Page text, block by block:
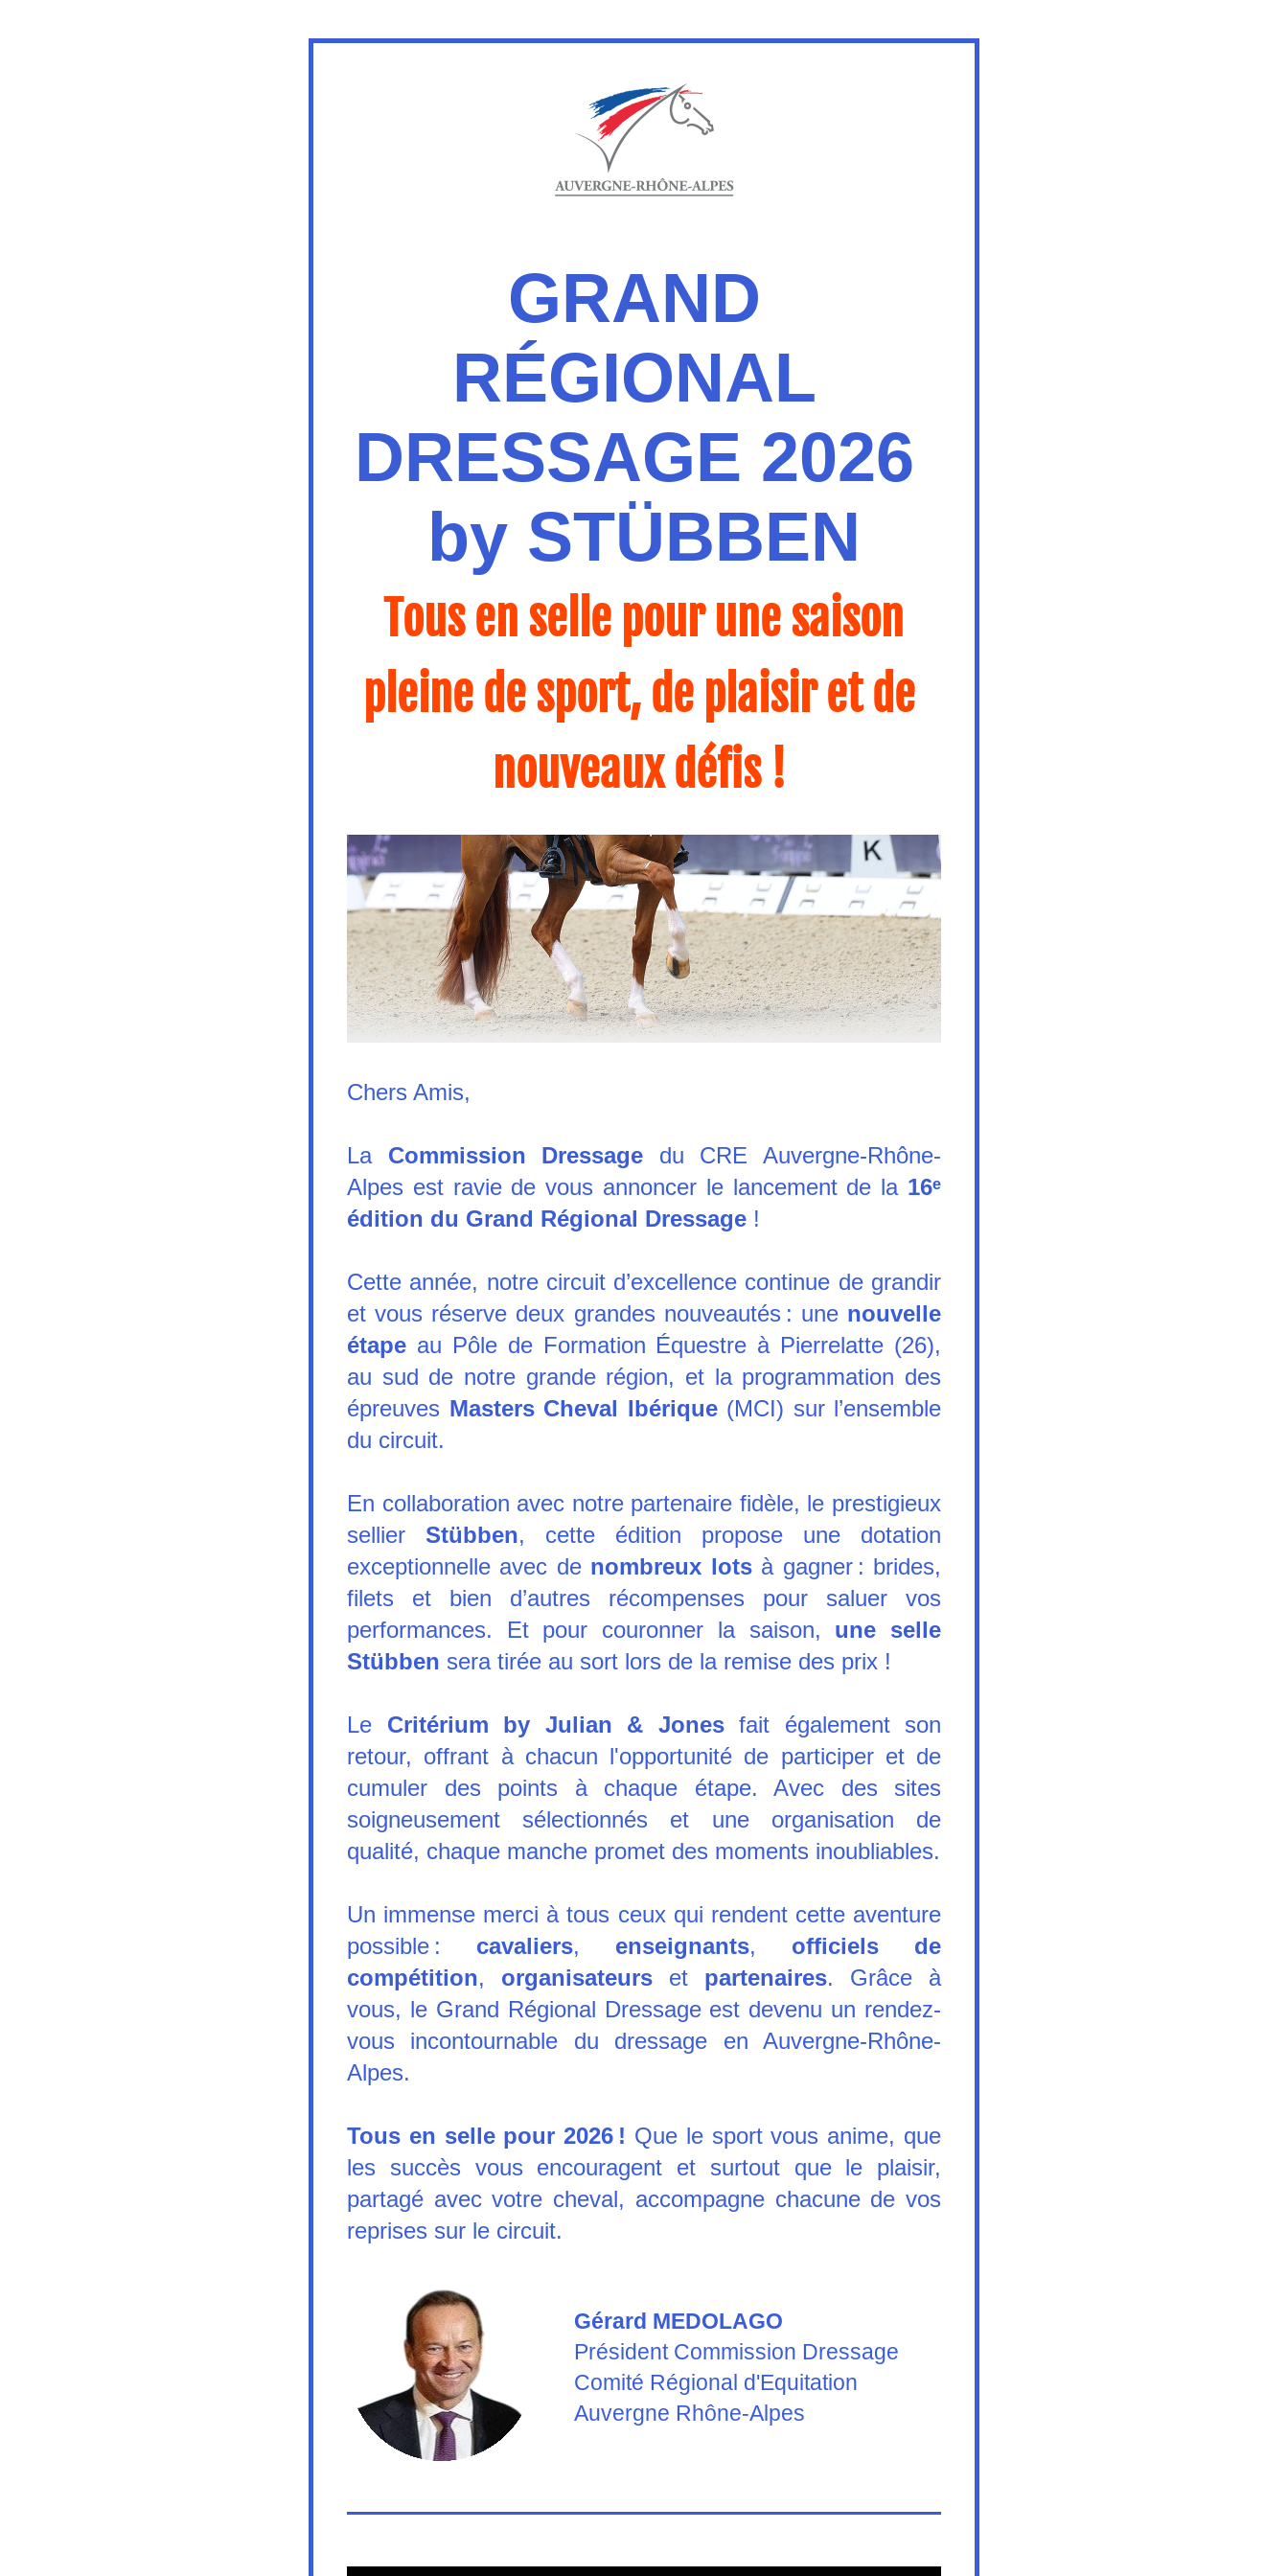
GRAND
RÉGIONAL
DRESSAGE 2026
by STÜBBEN
Tous en selle pour une saison
pleine de sport, de plaisir et de
nouveaux défis !
Chers Amis,
La Commission Dressage du CRE Auvergne-Rhône-
Alpes est ravie de vous annoncer le lancement de la 16ᵉ
édition du Grand Régional Dressage !
Cette année, notre circuit d’excellence continue de grandir
et vous réserve deux grandes nouveautés : une nouvelle
étape au Pôle de Formation Équestre à Pierrelatte (26),
au sud de notre grande région, et la programmation des
épreuves Masters Cheval Ibérique (MCI) sur l’ensemble
du circuit.
En collaboration avec notre partenaire fidèle, le prestigieux
sellier Stübben, cette édition propose une dotation
exceptionnelle avec de nombreux lots à gagner : brides,
filets et bien d’autres récompenses pour saluer vos
performances. Et pour couronner la saison, une selle
Stübben sera tirée au sort lors de la remise des prix !
Le Critérium by Julian & Jones fait également son
retour, offrant à chacun l'opportunité de participer et de
cumuler des points à chaque étape. Avec des sites
soigneusement sélectionnés et une organisation de
qualité, chaque manche promet des moments inoubliables.
Un immense merci à tous ceux qui rendent cette aventure
possible : cavaliers, enseignants, officiels de
compétition, organisateurs et partenaires. Grâce à
vous, le Grand Régional Dressage est devenu un rendez-
vous incontournable du dressage en Auvergne-Rhône-
Alpes.
Tous en selle pour 2026 ! Que le sport vous anime, que
les succès vous encouragent et surtout que le plaisir,
partagé avec votre cheval, accompagne chacune de vos
reprises sur le circuit.
Gérard MEDOLAGO
Président Commission Dressage
Comité Régional d'Equitation
Auvergne Rhône-Alpes